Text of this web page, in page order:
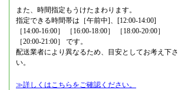
また、時間指定もうけたまわります。
指定できる時間帯は［午前中]、[12:00-14:00]
［14:00-16:00］ ［16:00-18:00］ ［18:00-20:00］
［20:00-21:00］ です。
配送業者により異なるため、目安としてお考え下さ
い。
≫詳しくはこちらをご確認ください。